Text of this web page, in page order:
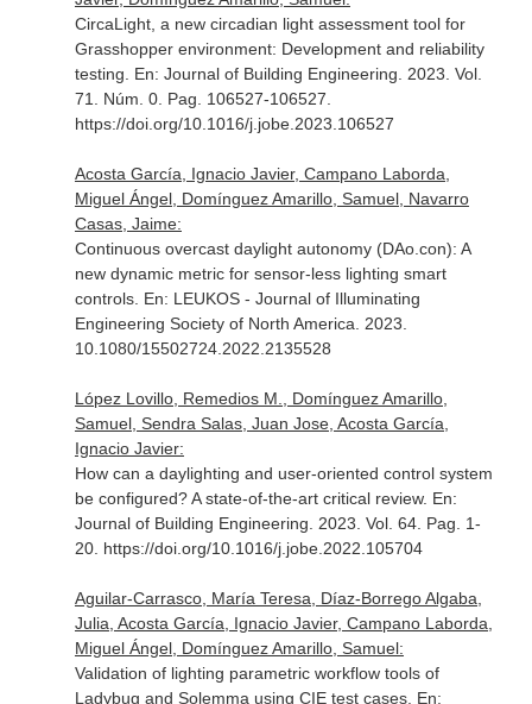
CircaLight, a new circadian light assessment tool for
Grasshopper environment: Development and reliability
testing. En: Journal of Building Engineering . 2023. Vol.
71. Núm. 0. Pag. 106527-106527.
https://doi.org/10.1016/j.jobe.2023.106527
Acosta García, Ignacio Javier, Campano Laborda,
Miguel Ángel, Domínguez Amarillo, Samuel, Navarro
Casas, Jaime:
Continuous overcast daylight autonomy (DAo.con): A
new dynamic metric for sensor-less lighting smart
controls. En: LEUKOS - Journal of Illuminating
Engineering Society of North America . 2023.
10.1080/15502724.2022.2135528
López Lovillo, Remedios M., Domínguez Amarillo,
Samuel, Sendra Salas, Juan Jose, Acosta García,
Ignacio Javier:
How can a daylighting and user-oriented control system
be configured? A state-of-the-art critical review. En:
Journal of Building Engineering . 2023. Vol. 64. Pag. 1-
20. https://doi.org/10.1016/j.jobe.2022.105704
Aguilar-Carrasco, María Teresa, Díaz-Borrego Algaba,
Julia, Acosta García, Ignacio Javier, Campano Laborda,
Miguel Ángel, Domínguez Amarillo, Samuel:
Validation of lighting parametric workflow tools of
Ladybug and Solemma using CIE test cases. En: